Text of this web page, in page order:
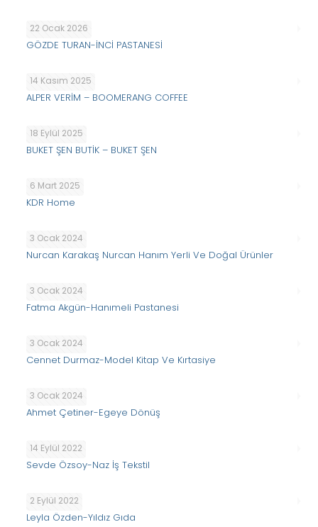
22 Ocak 2026
GÖZDE TURAN-İNCİ PASTANESİ
14 Kasım 2025
ALPER VERİM – BOOMERANG COFFEE
18 Eylül 2025
BUKET ŞEN BUTİK – BUKET ŞEN
6 Mart 2025
KDR Home
3 Ocak 2024
Nurcan Karakaş Nurcan Hanım Yerli Ve Doğal Ürünler
3 Ocak 2024
Fatma Akgün-Hanımeli Pastanesi
3 Ocak 2024
Cennet Durmaz-Model Kitap Ve Kırtasiye
3 Ocak 2024
Ahmet Çetiner-Egeye Dönüş
14 Eylül 2022
Sevde Özsoy-Naz İş Tekstil
2 Eylül 2022
Leyla Özden-Yıldız Gıda